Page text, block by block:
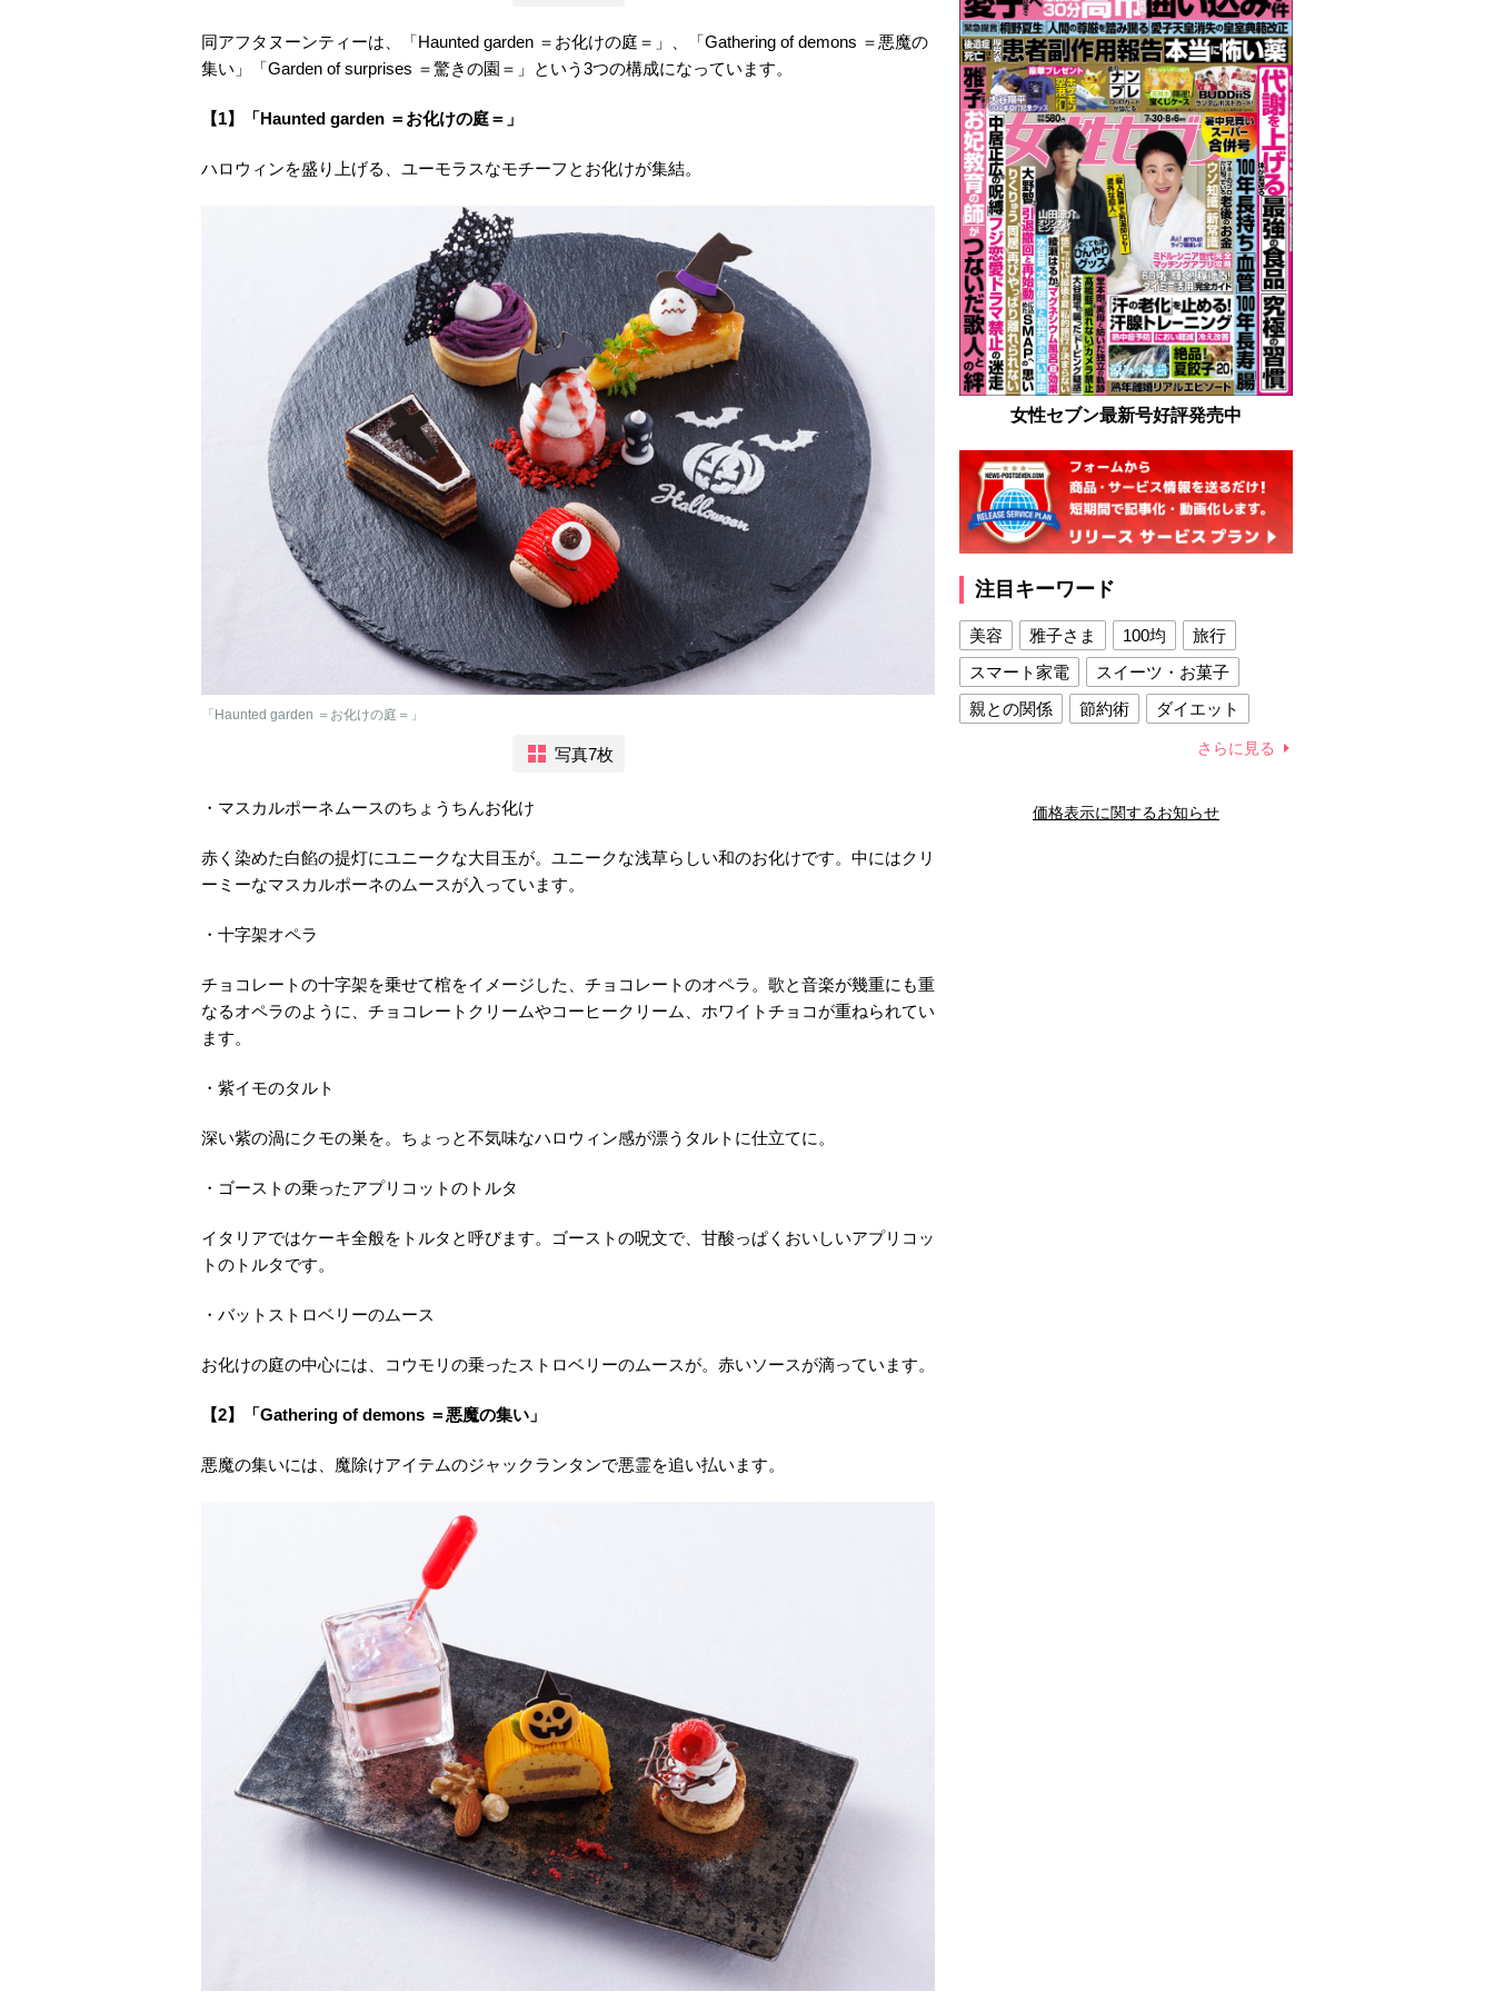
同アフタヌーンティーは、「Haunted garden ＝お化けの庭＝」、「Gathering of demons ＝悪魔の
集い」「Garden of surprises ＝驚きの園＝」という3つの構成になっています。
【1】「Haunted garden ＝お化けの庭＝」
ハロウィンを盛り上げる、ユーモラスなモチーフとお化けが集結。
「Haunted garden ＝お化けの庭＝」
写真7枚
・マスカルポーネムースのちょうちんお化け
赤く染めた白餡の提灯にユニークな大目玉が。ユニークな浅草らしい和のお化けです。中にはクリ
ーミーなマスカルポーネのムースが入っています。
・十字架オペラ
チョコレートの十字架を乗せて棺をイメージした、チョコレートのオペラ。歌と音楽が幾重にも重
なるオペラのように、チョコレートクリームやコーヒークリーム、ホワイトチョコが重ねられてい
ます。
・紫イモのタルト
深い紫の渦にクモの巣を。ちょっと不気味なハロウィン感が漂うタルトに仕立てに。
・ゴーストの乗ったアプリコットのトルタ
イタリアではケーキ全般をトルタと呼びます。ゴーストの呪文で、甘酸っぱくおいしいアプリコッ
トのトルタです。
・バットストロベリーのムース
お化けの庭の中心には、コウモリの乗ったストロベリーのムースが。赤いソースが滴っています。
【2】「Gathering of demons ＝悪魔の集い」
悪魔の集いには、魔除けアイテムのジャックランタンで悪霊を追い払います。
女性セブン最新号好評発売中
注目キーワード
美容 雅子さま 100均
旅行
スマート家電
スイーツ・お菓子
親との関係
節約術
ダイエット
夫との関係
新津春子 どか食い
さらに見る
価格表示に関するお知らせ